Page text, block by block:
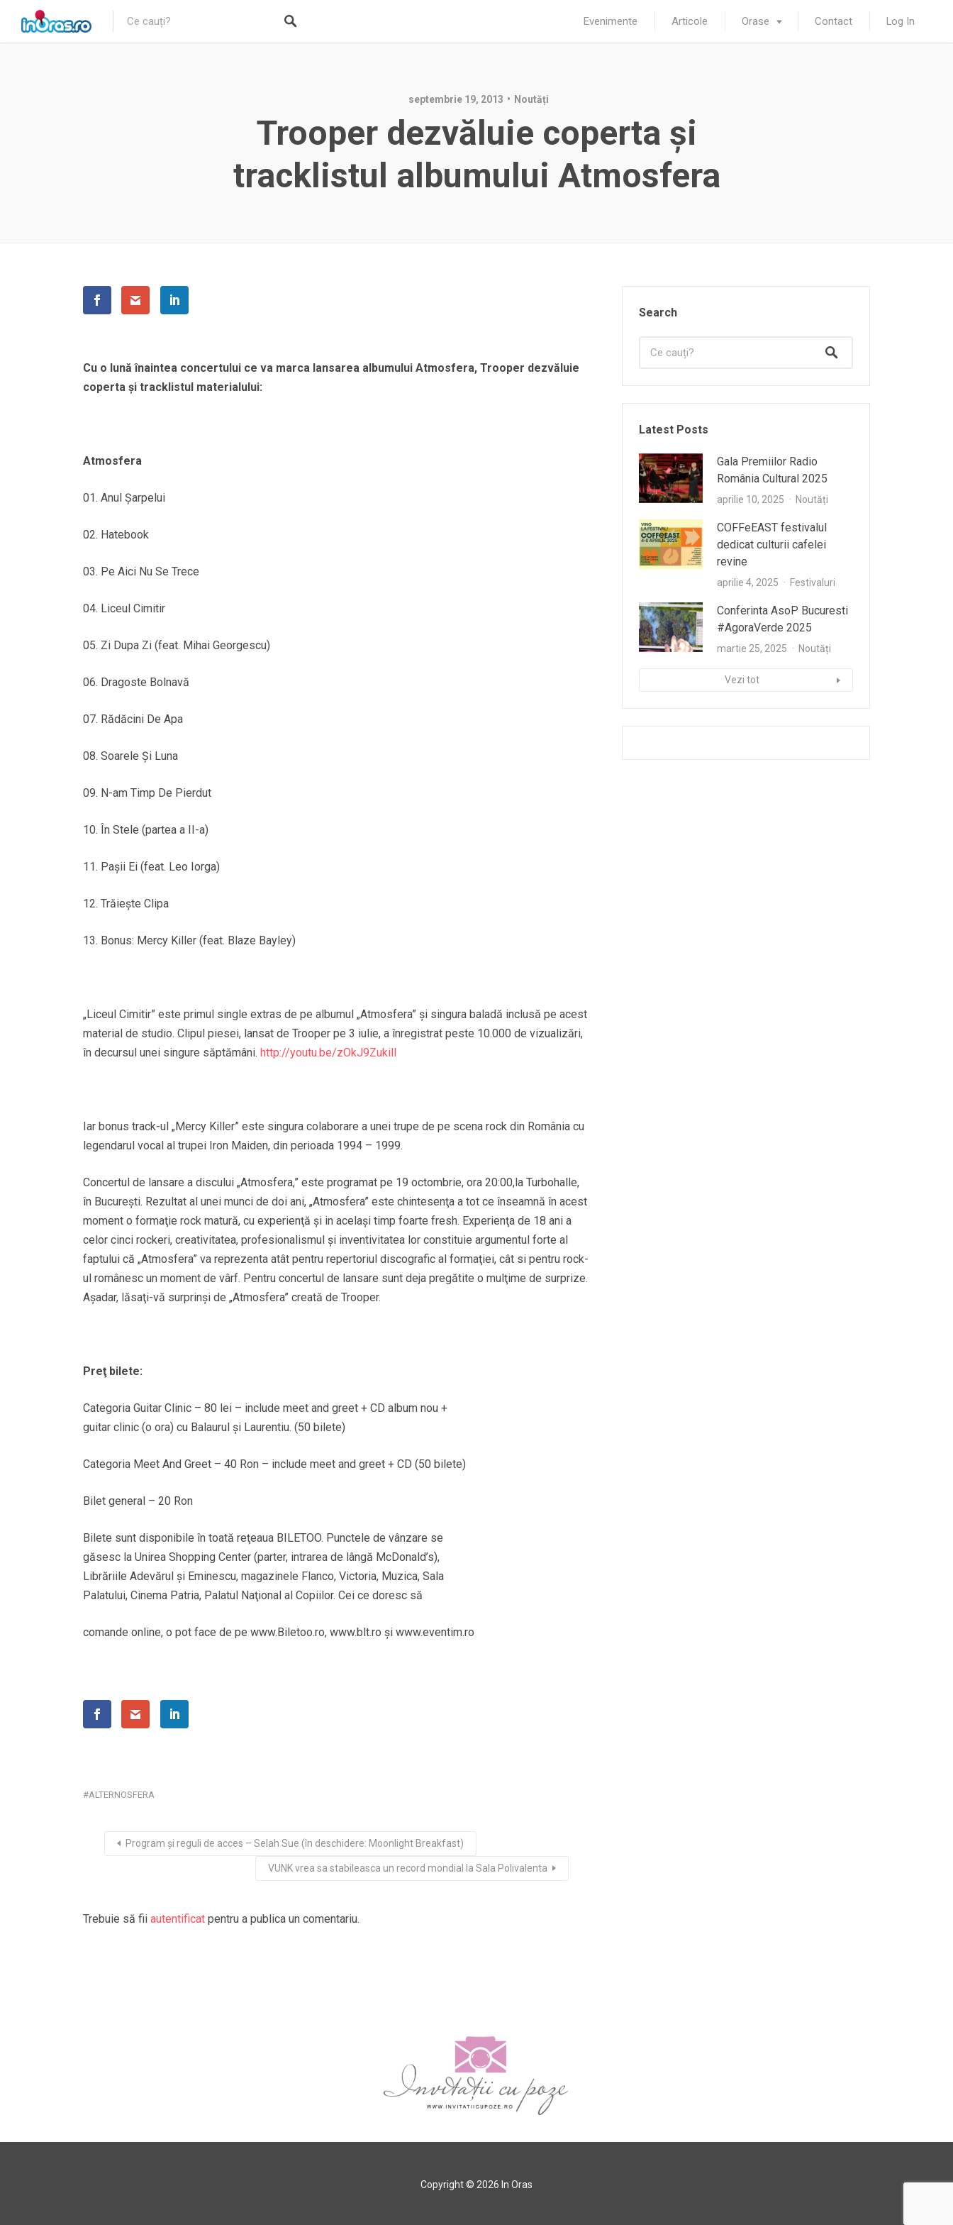
Evenimente Articole Orase Contact Log In
septembrie 19, 2013 Noutăți
Trooper dezvăluie coperta şi
tracklistul albumului Atmosfera
Cu o lună înaintea concertului ce va marca lansarea albumului Atmosfera, Trooper dezvăluie
coperta şi tracklistul materialului:
Atmosfera
01. Anul Şarpelui
02. Hatebook
03. Pe Aici Nu Se Trece
04. Liceul Cimitir
05. Zi Dupa Zi (feat. Mihai Georgescu)
06. Dragoste Bolnavă
07. Rădăcini De Apa
08. Soarele Şi Luna
09. N-am Timp De Pierdut
10. În Stele (partea a II-a)
11. Paşii Ei (feat. Leo Iorga)
12. Trăieşte Clipa
13. Bonus: Mercy Killer (feat. Blaze Bayley)
„Liceul Cimitir” este primul single extras de pe albumul „Atmosfera” şi singura baladă inclusă pe acest
material de studio. Clipul piesei, lansat de Trooper pe 3 iulie, a înregistrat peste 10.000 de vizualizări,
în decursul unei singure săptămâni. http://youtu.be/zOkJ9ZukilI
Iar bonus track-ul „Mercy Killer” este singura colaborare a unei trupe de pe scena rock din România cu
legendarul vocal al trupei Iron Maiden, din perioada 1994 – 1999.
Concertul de lansare a discului „Atmosfera,” este programat pe 19 octombrie, ora 20:00,la Turbohalle,
în Bucureşti. Rezultat al unei munci de doi ani, „Atmosfera” este chintesenţa a tot ce înseamnă în acest
moment o formaţie rock matură, cu experienţă şi in acelaşi timp foarte fresh. Experienţa de 18 ani a
celor cinci rockeri, creativitatea, profesionalismul şi inventivitatea lor constituie argumentul forte al
faptului că „Atmosfera” va reprezenta atât pentru repertoriul discografic al formaţiei, cât si pentru rock-
ul românesc un moment de vârf. Pentru concertul de lansare sunt deja pregătite o mulţime de surprize.
Aşadar, lăsaţi-vă surprinşi de „Atmosfera” creată de Trooper.
Preţ bilete:
Categoria Guitar Clinic – 80 lei – include meet and greet + CD album nou +
guitar clinic (o ora) cu Balaurul şi Laurentiu. (50 bilete)
Categoria Meet And Greet – 40 Ron – include meet and greet + CD (50 bilete)
Bilet general – 20 Ron
Bilete sunt disponibile în toată reţeaua BILETOO. Punctele de vânzare se
găsesc la Unirea Shopping Center (parter, intrarea de lângă McDonald’s),
Librăriile Adevărul şi Eminescu, magazinele Flanco, Victoria, Muzica, Sala
Palatului, Cinema Patria, Palatul Naţional al Copiilor. Cei ce doresc să
comande online, o pot face de pe www.Biletoo.ro, www.blt.ro şi www.eventim.ro
ALTERNOSFERA
Program şi reguli de acces – Selah Sue (în deschidere: Moonlight Breakfast)
VUNK vrea sa stabileasca un record mondial la Sala Polivalenta
Trebuie să fii autentificat pentru a publica un comentariu.
Search
Latest Posts
Gala Premiilor Radio
România Cultural 2025
aprilie 10, 2025 Noutăți
COFFeEAST festivalul
dedicat culturii cafelei
revine
aprilie 4, 2025 Festivaluri
Conferinta AsoP Bucuresti
#AgoraVerde 2025
martie 25, 2025 Noutăți
Vezi tot
Copyright © 2026 In Oras